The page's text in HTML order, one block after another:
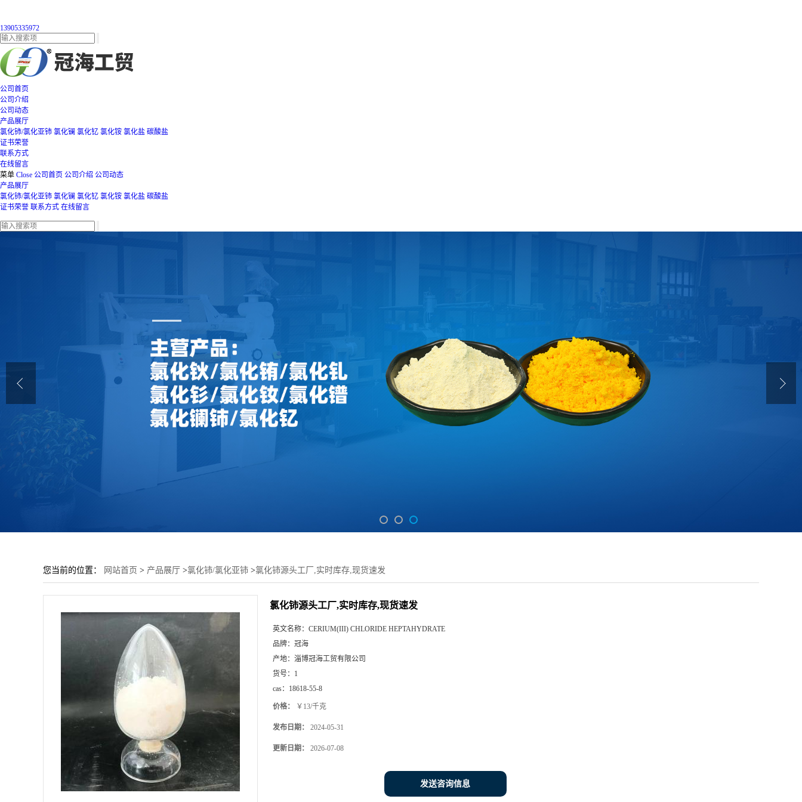
13905335972
公司首页
公司介绍
公司动态
产品展厅
氯化铈/氯化亚铈 氯化镧 氯化钇 氯化铵 氯化盐 碳酸盐
证书荣誉
联系方式
在线留言
菜单 Close 公司首页 公司介绍 公司动态
产品展厅
氯化铈/氯化亚铈 氯化镧 氯化钇 氯化铵 氯化盐 碳酸盐
证书荣誉 联系方式 在线留言
您当前的位置： 网站首页 > 产品展厅 >氯化铈/氯化亚铈 >氯化铈源头工厂,实时库存,现货速发
氯化铈源头工厂,实时库存,现货速发
英文名称： CERIUM(III) CHLORIDE HEPTAHYDRATE
品牌： 冠海
产地： 淄博冠海工贸有限公司
货号： 1
cas： 18618-55-8
价格： ￥13/千克
发布日期： 2024-05-31
更新日期： 2026-07-08
发送咨询信息